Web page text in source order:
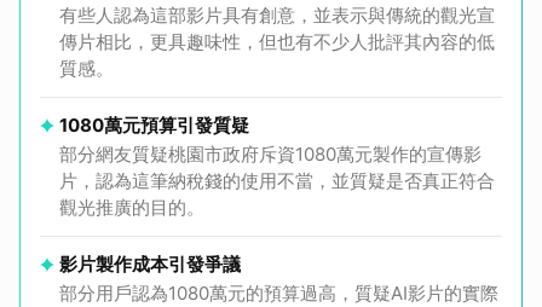
有些人認為這部影片具有創意，並表示與傳統的觀光宣
傳片相比，更具趣味性，但也有不少人批評其內容的低
質感。
1080萬元預算引發質疑
部分網友質疑桃園市政府斥資1080萬元製作的宣傳影
片，認為這筆納稅錢的使用不當，並質疑是否真正符合
觀光推廣的目的。
影片製作成本引發爭議
部分用戶認為1080萬元的預算過高，質疑AI影片的實際